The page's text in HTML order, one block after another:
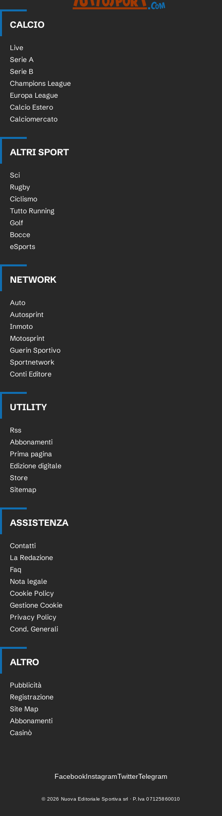
CALCIO
Live
Serie A
Serie B
Champions League
Europa League
Calcio Estero
Calciomercato
ALTRI SPORT
Sci
Rugby
Ciclismo
Tutto Running
Golf
Bocce
eSports
NETWORK
Auto
Autosprint
Inmoto
Motosprint
Guerin Sportivo
Sportnetwork
Conti Editore
UTILITY
Rss
Abbonamenti
Prima pagina
Edizione digitale
Store
Sitemap
ASSISTENZA
Contatti
La Redazione
Faq
Nota legale
Cookie Policy
Gestione Cookie
Privacy Policy
Cond. Generali
ALTRO
Pubblicità
Registrazione
Site Map
Abbonamenti
Casinò
FacebookInstagramTwitterTelegram
© 2026 Nuova Editoriale Sportiva srl · P.Iva 07125860010